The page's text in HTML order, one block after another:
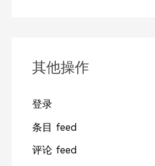
其他操作
登录
条目 feed
评论 feed